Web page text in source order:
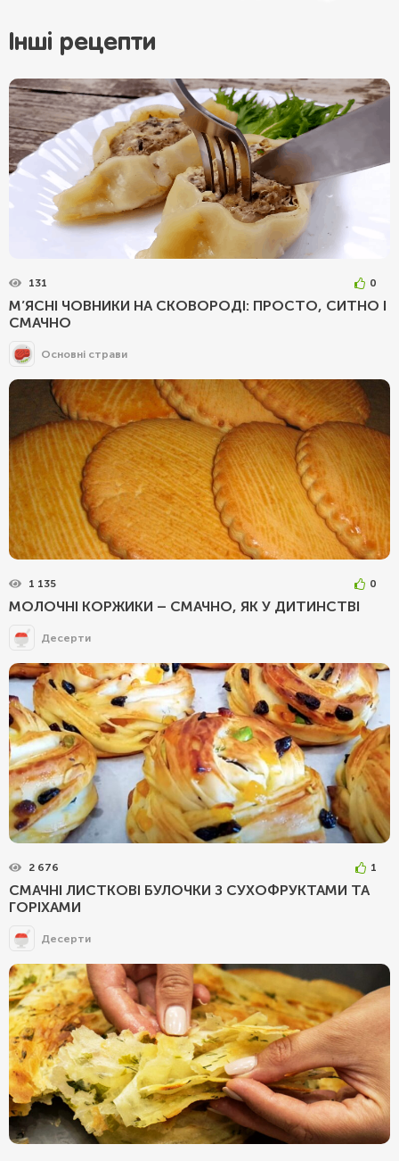
Інші рецепти
131 0
М’ЯСНІ ЧОВНИКИ НА СКОВОРОДІ: ПРОСТО, СИТНО І
СМАЧНО
Основні страви
1 135 0
МОЛОЧНІ КОРЖИКИ – СМАЧНО, ЯК У ДИТИНСТВІ
Десерти
2 676 1
СМАЧНІ ЛИСТКОВІ БУЛОЧКИ З СУХОФРУКТАМИ ТА
ГОРІХАМИ
Десерти